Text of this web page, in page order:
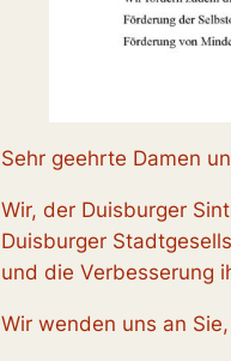
Sehr geehrte Damen
Wir, der Duisburger
Duisburger
und die Verbesserung
Wir wenden uns an